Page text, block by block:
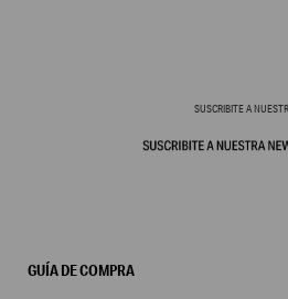
SUSCRIBITE A
GUÍA DE COMPRA